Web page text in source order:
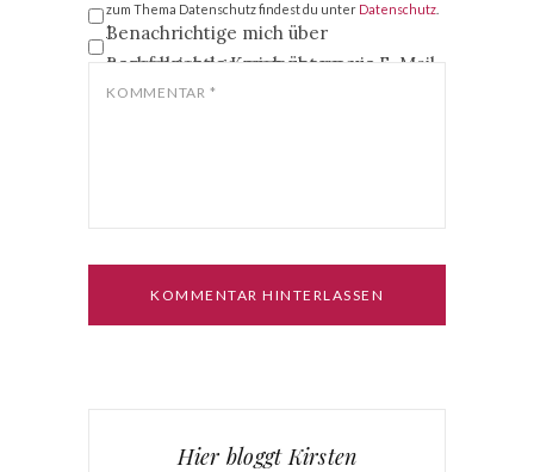
zum Thema Datenschutz findest du unter Datenschutz
*
Benachrichtige mich über
nachfolgende Kommentare via E-Mail.
Benachrichtige mich über neue
Beiträge via E-Mail.
KOMMENTAR *
Hier bloggt Kirsten